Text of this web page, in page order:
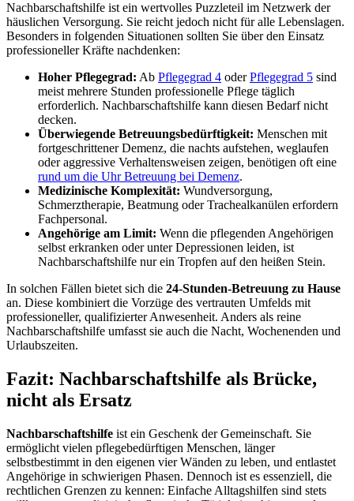
Nachbarschaftshilfe ist ein wertvolles Puzzleteil im Netzwerk der
häuslichen Versorgung. Sie reicht jedoch nicht für alle Lebenslagen.
Besonders in folgenden Situationen sollten Sie über den Einsatz
professioneller Kräfte nachdenken:
Hoher Pflegegrad: Ab Pflegegrad 4 oderPflegegrad 5 sind
meist mehrere Stunden professionelle Pflege täglich
erforderlich. Nachbarschaftshilfe kann diesen Bedarf nicht
decken.
Überwiegende Betreuungsbedürftigkeit: Menschen mit
fortgeschrittener Demenz, die nachts aufstehen, weglaufen
oder aggressive Verhaltensweisen zeigen, benötigen oft eine
rund um die Uhr Betreuung bei Demenz.
Medizinische Komplexität: Wundversorgung,
Schmerztherapie, Beatmung oder Trachealkanülen erfordern
Fachpersonal.
Angehörige am Limit: Wenn die pflegenden Angehörigen
selbst erkranken oder unter Depressionen leiden, ist
Nachbarschaftshilfe nur ein Tropfen auf den heißen Stein.
In solchen Fällen bietet sich die 24-Stunden-Betreuung zu Hause
an. Diese kombiniert die Vorzüge des vertrauten Umfelds mit
professioneller, qualifizierter Anwesenheit. Anders als reine
Nachbarschaftshilfe umfasst sie auch die Nacht, Wochenenden und
Urlaubszeiten.
Fazit: Nachbarschaftshilfe als Brücke,
nicht als Ersatz
Nachbarschaftshilfe ist ein Geschenk der Gemeinschaft. Sie
ermöglicht vielen pflegebedürftigen Menschen, länger
selbstbestimmt in den eigenen vier Wänden zu leben, und entlastet
Angehörige in schwierigen Phasen. Dennoch ist es essenziell, die
rechtlichen Grenzen zu kennen: Einfache Alltagshilfen sind stets